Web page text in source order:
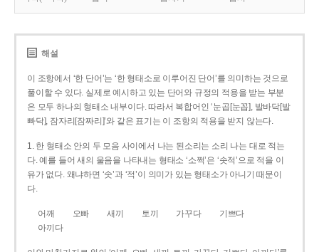
해설
이 조항에서 ‘한 단어’는 ‘한 형태소로 이루어진 단어’를 의미하는 것으로
풀이할 수 있다. 실제로 예시하고 있는 단어와 규정의 적용을 받는 부분
은 모두 하나의 형태소 내부이다. 따라서 복합어인 ‘눈곱[눈꼽], 발바닥[발
빠닥], 잠자리[잠짜리]’와 같은 표기는 이 조항의 적용을 받지 않는다.
1. 한 형태소 안의 두 모음 사이에서 나는 된소리는 소리 나는 대로 적는
다. 예를 들어 새의 울음을 나타내는 형태소 ‘소쩍’은 ‘솟적’으로 적을 이
유가 없다. 왜냐하면 ‘솟’과 ‘적’이 의미가 있는 형태소가 아니기 때문이
다.
어깨 오빠 새끼 토끼 가꾸다
기쁘다
아끼다